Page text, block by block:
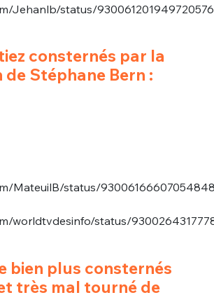
Jehanlb/status/930061201949720576
consternés par la
Stéphane Bern :
MateuilB/status/
worldtvdesinfo/status/
bien plus consternés
très mal tourné de